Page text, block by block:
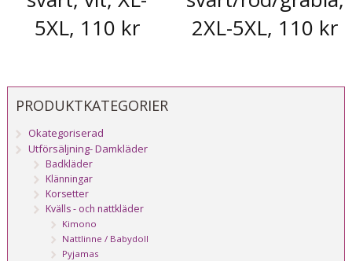
5XL, 110 kr
2XL-5XL, 110 kr
PRODUKTKATEGORIER
Okategoriserad
Utförsäljning- Damkläder
Badkläder
Klänningar
Korsetter
Kvälls - och nattkläder
Kimono
Nattlinne / Babydoll
Pyjamas